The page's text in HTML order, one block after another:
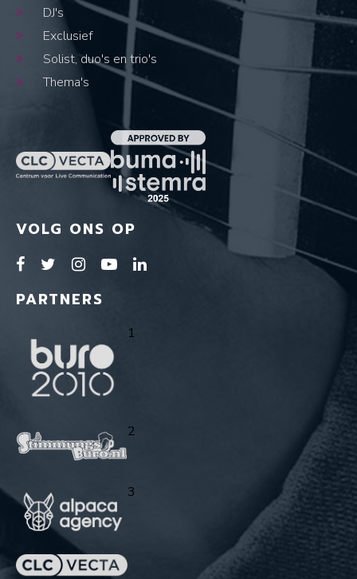
DJ's
Exclusief
Solist, duo's en trio's
Thema's
VOLG ONS OP
PARTNERS
1
2
3